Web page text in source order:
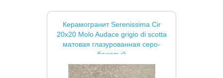
Керамогранит Serenissima Cir
20x20 Molo Audace grigio di scotta
матовая глазурованная серо-
бежевый